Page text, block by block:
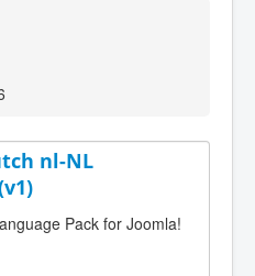
nl-NL
Pack for Joomla!